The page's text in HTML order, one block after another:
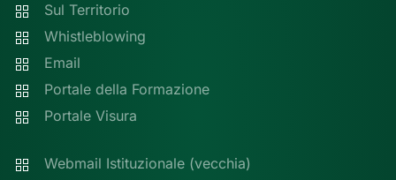
Sul Territorio
Whistleblowing
Email
Portale della Formazione
Portale Visura
Webmail Istituzionale (vecchia)